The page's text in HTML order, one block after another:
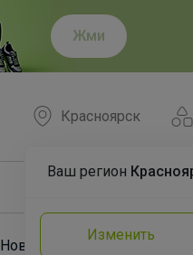
Жми
Красноярск
Ваш регион
Изменить
Новости Команда